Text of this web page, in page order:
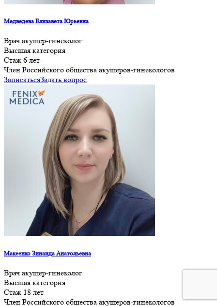
Медведева Елизавета Юрьевна
Врач акушер-гинеколог
Высшая категория
Стаж 6 лет
Член Российского общества акушеров-гинекологов
ЗаписатьсяЗадать вопрос
Макеенко Зинаида Анатольевна
Врач акушер-гинеколог
Высшая категория
Стаж 18 лет
Член Российского общества акушеров-гинекологов